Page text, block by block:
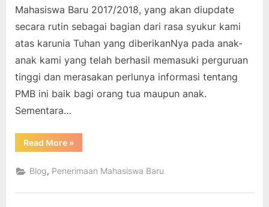
Mahasiswa Baru 2017/2018, yang akan diupdate
secara rutin sebagai bagian dari rasa syukur kami
atas karunia Tuhan yang diberikanNya pada anak-
anak kami yang telah berhasil memasuki perguruan
tinggi dan merasakan perlunya informasi tentang
PMB ini baik bagi orang tua maupun anak.
Sementara…
Read More“Penerimaan
Mahasiswa
2017”
»
Blog, Penerimaan Mahasiswa Baru